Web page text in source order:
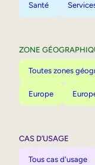
Santé
ZONE
Toutes zones
Europe
CAS D’USAGE
Tous cas d'usage